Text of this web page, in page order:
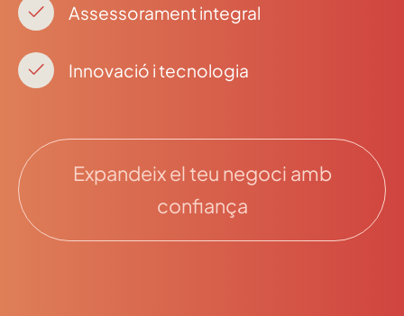
Assessorament integral
Innovació i tecnologia
Expandeix el teu negoci amb
confiança